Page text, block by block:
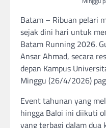
Batam – Ribuan pelari
sejak dini hari untuk
Batam Running 2026.
Ansar Ahmad, secara
depan Kampus
Minggu (26/4/2026)
Event tahunan yang
hingga Baloi ini diikuti
yang terbagi dalam dua